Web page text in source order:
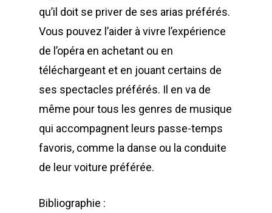
qu’il doit se priver de ses arias préférés.
Vous pouvez l’aider à vivre l’expérience
de l’opéra en achetant ou en
téléchargeant et en jouant certains de
ses spectacles préférés. Il en va de
même pour tous les genres de musique
qui accompagnent leurs passe-temps
favoris, comme la danse ou la conduite
de leur voiture préférée.
Bibliographie :